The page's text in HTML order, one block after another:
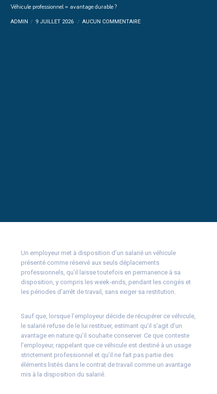
Véhicule professionnel = avantage durable ?
ADMIN 9 JUILLET 2026 AUCUN COMMENTAIRE
Un employeur met à disposition d’un salarié un véhicule
présenté comme réservé aux seuls déplacements
professionnels, qu’il laisse toutefois en permanence à sa
disposition, y compris les week-ends, pendant les congés et
les périodes d’arrêt de travail, sans exiger sa restitution.
Sauf que, lorsque l’employeur décide de récupérer ce véhicule,
le salarié refuse de le lui restituer, estimant qu’il s’agit d’un
avantage en nature qu’il souhaite conserver. Ce que conteste
l’employeur, rappelant que ce véhicule est destiné à un usage
strictement professionnel et qu’il ne fait pas partie des
éléments listés dans le contrat de travail comme un avantage
mis à la disposition du salarié.